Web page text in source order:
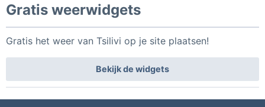
Gratis weerwidgets
Gratis het weer van Tsilivi op je site plaatsen!
Bekijk de widgets